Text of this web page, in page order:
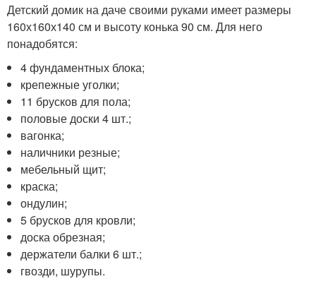
Детский домик на даче своими руками имеет размеры
160х160х140 см и высоту конька 90 см. Для него
понадобятся:
4 фундаментных блока;
крепежные уголки;
11 брусков для пола;
половые доски 4 шт.;
вагонка;
наличники резные;
мебельный щит;
краска;
ондулин;
5 брусков для кровли;
доска обрезная;
держатели балки 6 шт.;
гвозди, шурупы.